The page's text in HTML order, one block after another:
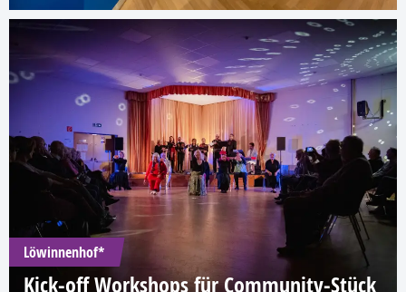
Löwinnenhof*
Kick-off Workshops für Community-Stück